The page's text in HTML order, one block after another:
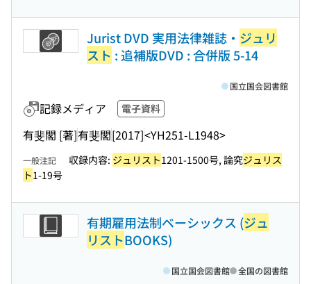
Jurist DVD 実用法律雑誌・ ジュリ
スト : 追補版DVD : 合併版 5-14
記録メディア 電子資料
有斐閣 [著]有斐閣[2017]<YH251-L1948>
国立国会図書館
一般注記 収録内容: ジュリスト1201-1500号, 論究ジュリス
ト1-19号
有期雇用法制ベーシックス (ジュ
リストBOOKS)
国立国会図書館 全国の図書館